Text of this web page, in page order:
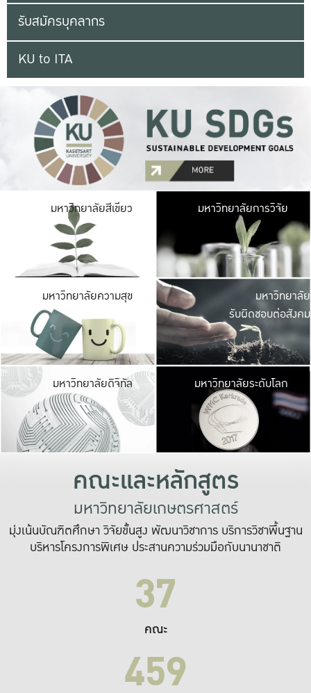
รับสมัครบุคลากร
KU to ITA
มหาวิทยาลัยสีเขียว มหาวิ
มีพื้นที่เขียวสดใส
เป็นป่าในเมือง เกษต
มหาวิทยาลัยการวิจัย
มหาวิทยาลัยความสุข มหาวิ
ค
เปิดประ
และพบเรื่องราวใ
มหาวิทยาลัย
รับผิดชอบต่อสังคม
มหาวิทยาลัยดิจิทัล มหาวิ
เปลี่ยนแปลง แล
เพื่อทำง
ระบบสารสนเทศ
มหาวิทยาลัยระดับโลก
คณะและหลักสูตร
มหาวิทยาลัยเกษตรศาสตร์
มุ่งเน้นบัณฑิตศึกษา วิจัยขั้นสูง พัฒนาวิชาการ บริการวิชาพื้นฐาน
บริหารโครงการพิเศษ ประสานความร่วมมือกับนานาชาติ
37
คณะ
459